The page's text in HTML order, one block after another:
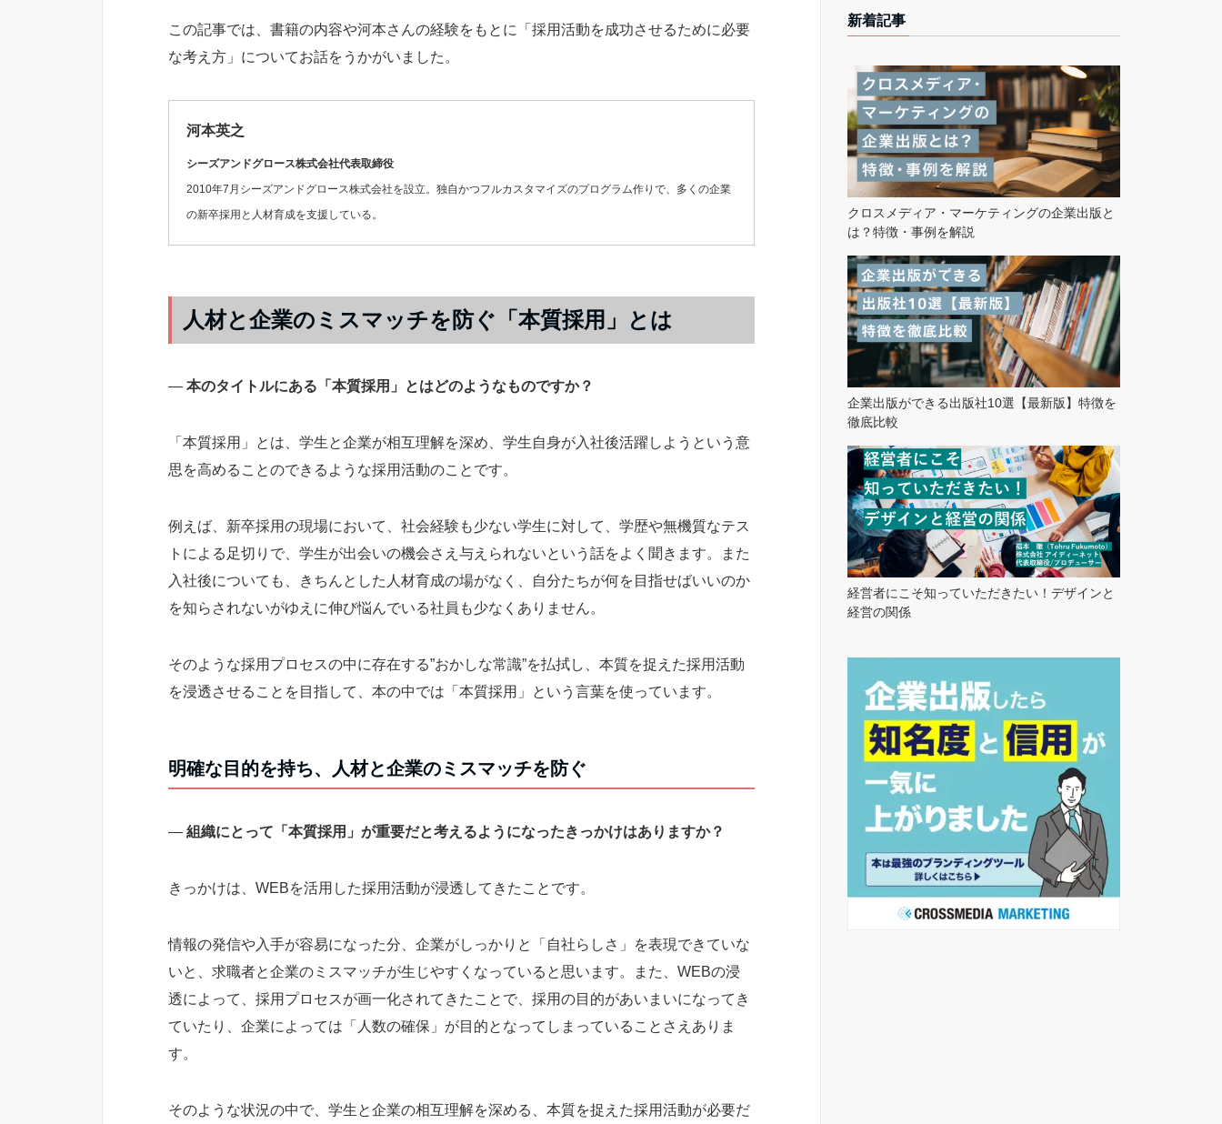
この記事では、書籍の内容や河本さんの経験をもとに「採用活動を成功させるために必要
な考え方」についてお話をうかがいました。
河本英之
シーズアンドグロース株式会社代表取締役
2010年7月シーズアンドグロース株式会社を設立。独自かつフルカスタマイズのプログラム作りで、多くの企業
の新卒採用と人材育成を支援している。
人材と企業のミスマッチを防ぐ「本質採用」とは
― 本のタイトルにある「本質採用」とはどのようなものですか？
「本質採用」とは、学生と企業が相互理解を深め、学生自身が入社後活躍しようという意
思を高めることのできるような採用活動のことです。
例えば、新卒採用の現場において、社会経験も少ない学生に対して、学歴や無機質なテス
トによる足切りで、学生が出会いの機会さえ与えられないという話をよく聞きます。また
入社後についても、きちんとした人材育成の場がなく、自分たちが何を目指せばいいのか
を知らされないがゆえに伸び悩んでいる社員も少なくありません。
そのような採用プロセスの中に存在する”おかしな常識”を払拭し、本質を捉えた採用活動
を浸透させることを目指して、本の中では「本質採用」という言葉を使っています。
明確な目的を持ち、人材と企業のミスマッチを防ぐ
― 組織にとって「本質採用」が重要だと考えるようになったきっかけはありますか？
きっかけは、WEBを活用した採用活動が浸透してきたことです。
情報の発信や入手が容易になった分、企業がしっかりと「自社らしさ」を表現できていな
いと、求職者と企業のミスマッチが生じやすくなっていると思います。また、WEBの浸
透によって、採用プロセスが画一化されてきたことで、採用の目的があいまいになってき
ていたり、企業によっては「人数の確保」が目的となってしまっていることさえありま
す。
そのような状況の中で、学生と企業の相互理解を深める、本質を捉えた採用活動が必要だ
新着記事
クロスメディア・マーケティングの企業出版と
は？特徴・事例を解説
企業出版ができる出版社10選【最新版】特徴を
徹底比較
経営者にこそ知っていただきたい！デザインと
経営の関係